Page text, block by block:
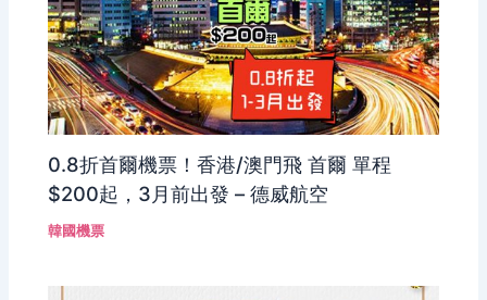
0.8折首爾機票！香港/澳門飛 首爾 單程
$200起，3月前出發 – 德威航空
韓國機票